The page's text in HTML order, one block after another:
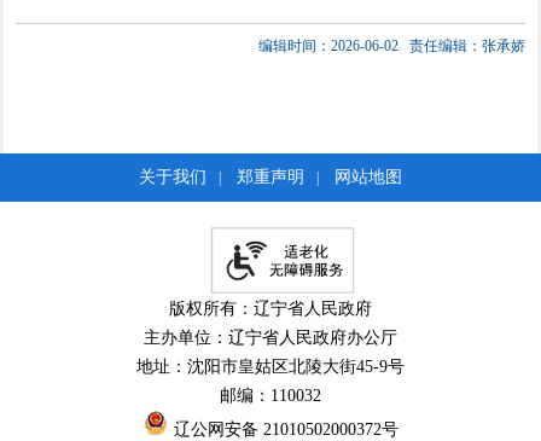
编辑时间：2026-06-02 责任编辑：张承娇
关于我们 郑重声明 网站地图
版权所有：辽宁省人民政府
主办单位：辽宁省人民政府办公厅
地址：沈阳市皇姑区北陵大街45-9号
邮编：110032
辽公网安备 21010502000372号